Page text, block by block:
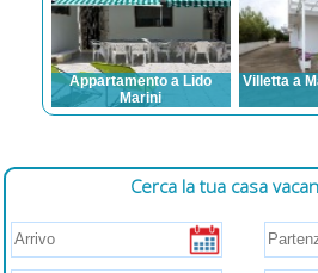
Appartamento a Lido
Marini
Lavatrice, Animali
ammessi, Barbecue,
Spazi esterni, Zanzariere,
soffitto, asse e ferro da
stiro, asciugacapelli,
Villetta a
Posti
Barbecue,
Cerca la tua casa